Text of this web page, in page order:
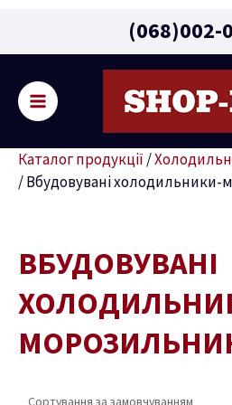
(068)002-
Menu
Каталог продукції /
/Вбудовувані
ВБУДОВУВАНІ